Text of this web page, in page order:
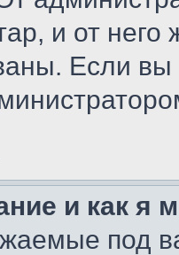
и от него
Если
и как я
под